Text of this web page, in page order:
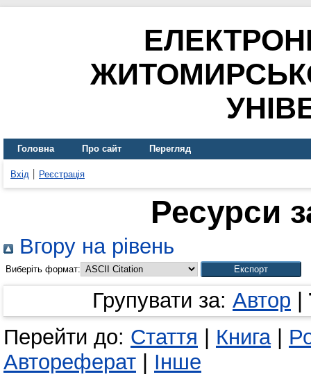
Головна Про сайт Перегляд
Вхід Реєстрація
Ресурси
Вгору на рівень
Виберіть формат:
Групувати за: Автор
Перейти до: Стаття Книга|
Автореферат
Інше